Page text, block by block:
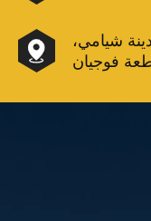
شيامي،
فوجيان